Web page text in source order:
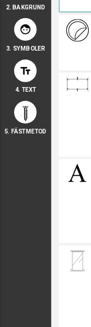
a
a
aa
a
a
2. BAKGRUND
face
3. SYMBOLER
text_fields
4. TEXT
5. FÄSTMETOD